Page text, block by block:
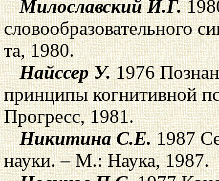
Милославский И.Г.
словообразовательного
та, 1980.
Найссер У.1976
принципы когнитивной
Прогресс, 1981.
Никитина С.Е.1987
науки. – М.: Наука, 1987.